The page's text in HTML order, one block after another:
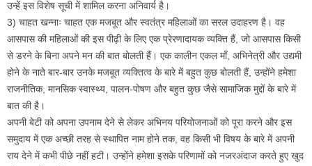
उन्हें इस विशेष सूची में शामिल करना अनिवार्य है।
3) चाहत खन्नाः चाहत एक मजबूत और स्वतंत्र महिलाओं का सरल उदाहरण है। वह
आसपास की महिलाओं की इस पीढ़ी के लिए एक प्रेरणादायक व्यक्ति हैं, जो आसपास किसी
से डरने के बिना अपने मन की बात बोलती हैं। एक कालीन एकल माँ, अभिनेत्री और उद्यमी
होने के नाते बार-बार उनके मजबूत व्यक्तित्व के बारे में बहुत कुछ बोलती हैं, उन्होंने हमेशा
राजनीतिक, मानसिक स्वास्थ्य, पालन-पोषण और बहुत कुछ जैसे सामाजिक मुद्दों के बारे में
बात की है।
अपनी बेटी को अपना उपनाम देने से लेकर अभिनय परियोजनाओं को पूरा करने और इस
समुदाय में एक अच्छी तरह से स्थापित नाम होने तक, वह किसी भी विषय के बारे में अपनी
राय देने में कभी पीछे नहीं हटी। उन्होंने हमेशा इसके परिणामों को नजरअंदाज करते हुए खुद